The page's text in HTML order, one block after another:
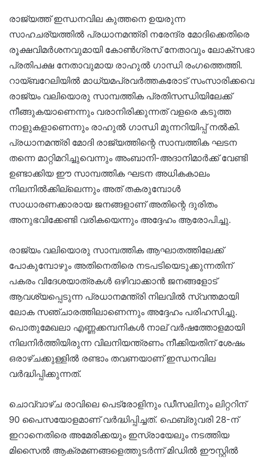
രാജ്യത്ത് ഇന്ധനവില കുത്തനെ ഉയരുന്ന
സാഹചര്യത്തിൽ പ്രധാനമന്ത്രി നരേന്ദ്ര മോദിക്കെതിരെ
രൂക്ഷവിമർശനവുമായി കോൺഗ്രസ് നേതാവും ലോക്‌സഭാ
പ്രതിപക്ഷ നേതാവുമായ രാഹുൽ ഗാന്ധി രംഗത്തെത്തി.
റായ്ബറേലിയിൽ മാധ്യമപ്രവർത്തകരോട് സംസാരിക്കവെ
രാജ്യം വലിയൊരു സാമ്പത്തിക പ്രതിസന്ധിയിലേക്ക്
നീങ്ങുകയാണെന്നും വരാനിരിക്കുന്നത് വളരെ കടുത്ത
നാളുകളാണെന്നും രാഹുൽ ഗാന്ധി മുന്നറിയിപ്പ് നൽകി.
പ്രധാനമന്ത്രി മോദി രാജ്യത്തിന്റെ സാമ്പത്തിക ഘടന
തന്നെ മാറ്റിമറിച്ചുവെന്നും അംബാനി-അദാനിമാർക്ക് വേണ്ടി
ഉണ്ടാക്കിയ ഈ സാമ്പത്തിക ഘടന അധികകാലം
നിലനിൽക്കില്ലെന്നും അത് തകരുമ്പോൾ
സാധാരണക്കാരായ ജനങ്ങളാണ് അതിന്റെ ദുരിതം
അനുഭവിക്കേണ്ടി വരികയെന്നും അദ്ദേഹം ആരോപിച്ചു.
രാജ്യം വലിയൊരു സാമ്പത്തിക ആഘാതത്തിലേക്ക്
പോകുമ്പോഴും അതിനെതിരെ നടപടിയെടുക്കുന്നതിന്
പകരം വിദേശയാത്രകൾ ഒഴിവാക്കാൻ ജനങ്ങളോട്
ആവശ്യപ്പെടുന്ന പ്രധാനമന്ത്രി നിലവിൽ സ്വന്തമായി
ലോക സഞ്ചാരത്തിലാണെന്നും അദ്ദേഹം പരിഹസിച്ചു.
പൊതുമേഖലാ എണ്ണക്കമ്പനികൾ നാല് വർഷത്തോളമായി
നിലനിർത്തിയിരുന്ന വിലനിയന്ത്രണം നീക്കിയതിന് ശേഷം
ഒരാഴ്ചക്കുള്ളിൽ രണ്ടാം തവണയാണ് ഇന്ധനവില
വർദ്ധിപ്പിക്കുന്നത്.
ചൊവ്വാഴ്ച രാവിലെ പെട്രോളിനും ഡീസലിനും ലിറ്ററിന്
90 പൈസയോളമാണ് വർദ്ധിപ്പിച്ചത്. ഫെബ്രുവരി 28-ന്
ഇറാനെതിരെ അമേരിക്കയും ഇസ്രായേലും നടത്തിയ
മിസൈൽ ആക്രമണങ്ങളെത്തുടർന്ന് മിഡിൽ ഈസ്റ്റിൽ